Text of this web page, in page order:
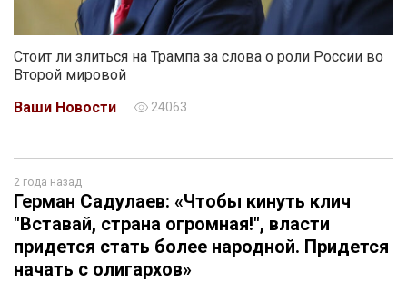
Стоит ли злиться на Трампа за слова о роли России во
Второй мировой
Ваши Новости
24063
2 года назад
Герман Садулаев: «Чтобы кинуть клич
"Вставай, страна огромная!", власти
придется стать более народной. Придется
начать с олигархов»